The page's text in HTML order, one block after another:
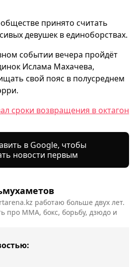
работаю больше двух лет.
про ММА, бокс, борьбу, дзюдо и
принято считать
девушек в единоборствах.
событии вечера пройдёт
Ислама Махачева,
свой пояс в полусреднем
сроки возвращения в октагон
в Google, чтобы
новости первым